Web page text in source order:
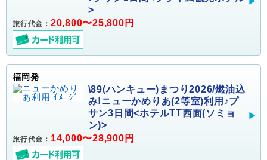
>
旅行代金： 20,800〜25,800円
福岡発
\89(ハンキュー)まつり2026/燃油込
み!ニューかめりあ(2等室)利用♪プ
サン3日間<ホテルTT西面(ソミョ
ン)>
旅行代金： 14,000〜28,900円